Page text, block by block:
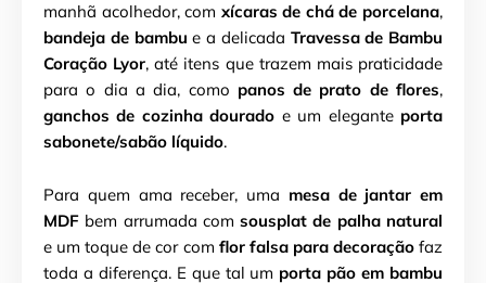
manhã acolhedor, com xícaras de chá de porcelana,
bandeja de bambu e a delicada Travessa de Bambu
Coração Lyor, até itens que trazem mais praticidade
para o dia a dia, como panos de prato de flores,
ganchos de cozinha dourado e um elegante porta
sabonete/sabão líquido.
Para quem ama receber, uma mesa de jantar em
MDF bem arrumada comsousplat de palha natural
e um toque de cor com flor falsa para decoraçãofaz
toda a diferença. E que tal um porta pão em bambu